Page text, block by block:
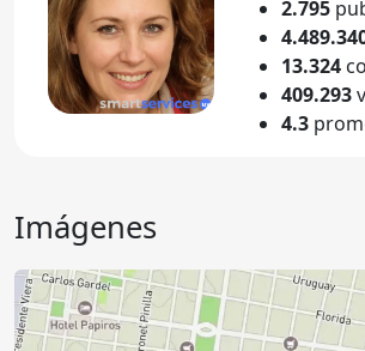
2.795
13.324
409.293
4.3
Imágenes